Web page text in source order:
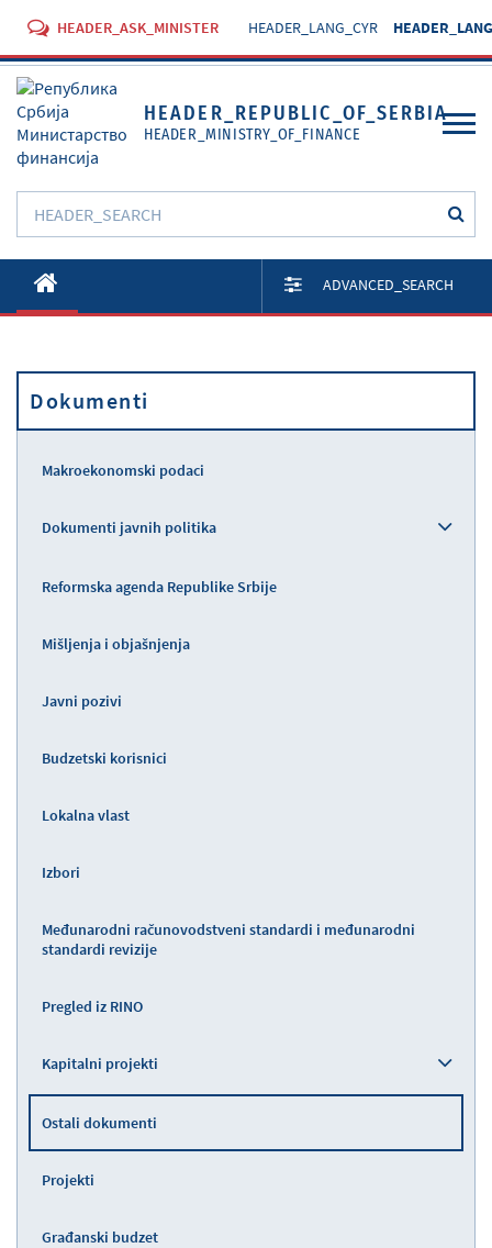
HEADER_ASK_MINISTER HEADER_LANG_CYR
HEADER_REPUBLIC_OF_SERBIA
HEADER_MINISTRY_OF_FINANCE
O Ministarstvu
Aktivnosti
Propisi
ADVANCED_SEARCH
Dokumenti
Makroekonomski podaci
Dokumenti javnih politika
Reformska agenda Republike Srbije
Mišljenja i objašnjenja
Javni pozivi
Budzetski korisnici
Lokalna vlast
Izbori
Međunarodni računovodstveni standardi i međunarodni
standardi revizije
Pregled iz RINO
Kapitalni projekti
Ostali dokumenti
Projekti
Građanski budzet